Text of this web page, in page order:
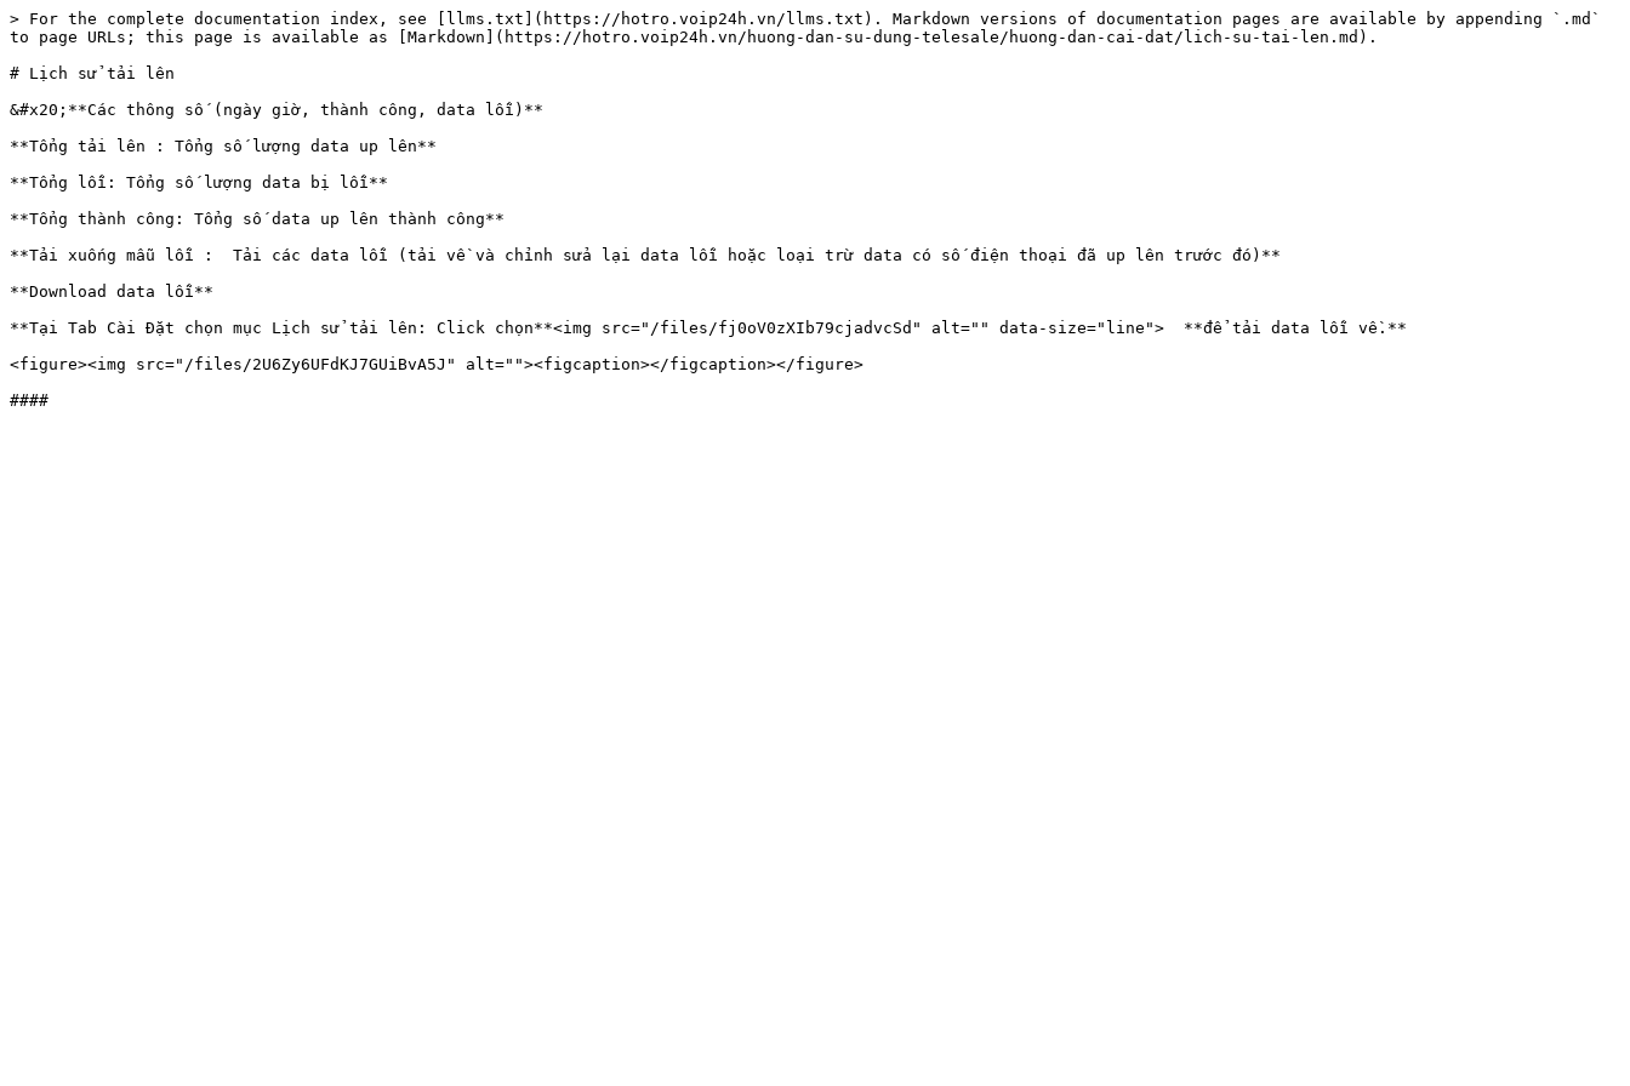
> For the complete documentation index, see [llms.txt](https://hotro.voip24h.vn/llms.txt). Markdown versions of documentation pages are available by appending `.md`
to page URLs; this page is available as [Markdown](https://hotro.voip24h.vn/huong-dan-su-dung-telesale/huong-dan-cai-dat/lich-su-tai-len.md).
# Lịch sử tải lên
&#x20;**Các thông số (ngày giờ, thành công, data lỗi)**
**Tổng tải lên : Tổng số lượng data up lên**
**Tổng lỗi: Tổng số lượng data bị lỗi**
**Tổng thành công: Tổng số data up lên thành công**
**Tải xuống mẫu lỗi :  Tải các data lỗi (tải về và chỉnh sửa lại data lỗi hoặc loại trừ data có số điện thoại đã up lên trước đó)**
**Download data lỗi**
**Tại Tab Cài Đặt chọn mục Lịch sử tải lên: Click chọn**<img src="/files/fj0oV0zXIb79cjadvcSd" alt="" data-size="line">  **để tải data lỗi về.**
<figure><img src="/files/2U6Zy6UFdKJ7GUiBvA5J" alt=""><figcaption></figcaption></figure>